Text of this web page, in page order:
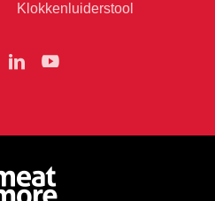
Klokkenluiderstool
Facebook
Linkedin